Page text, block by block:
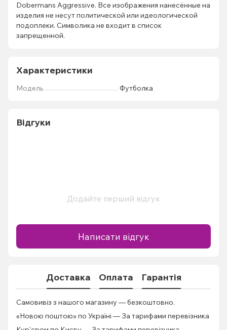
Dobermans Aggressive. Все изображения нанесённые на
изделия не несут политической или идеологической
подоплеки. Символика не входит в список
запрещенной.
Характеристики
Мoдель Футболка
Відгуки
Додайте перший відгук
Написати відгук
Доставка Оплата Гарантія
Самовивіз з нашого магазину — безкоштовно.
«Новою поштою» по Україні — За тарифами перевізника